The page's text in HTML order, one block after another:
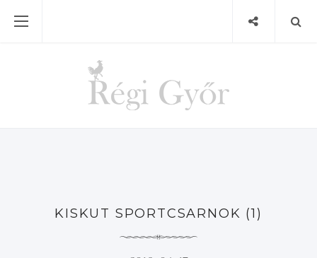
KISKUT SPORTCSARNOK (1)